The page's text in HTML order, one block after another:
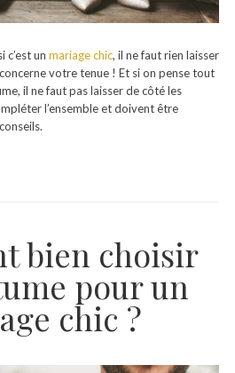
c’est un mariage chic, il ne faut rien laisser
votre tenue ! Et si on pense tout
il ne faut pas laisser de côté les
l’ensemble et doivent être
bien choisir
pour un
chic ?